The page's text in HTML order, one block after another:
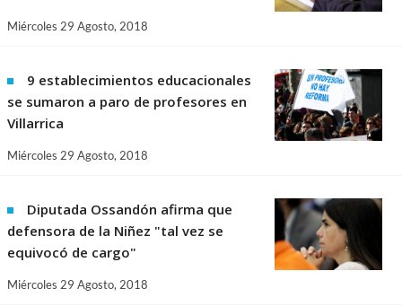
Miércoles 29 Agosto, 2018
9 establecimientos educacionales
se sumaron a paro de profesores en
Villarrica
Miércoles 29 Agosto, 2018
Diputada Ossandón afirma que
defensora de la Niñez "tal vez se
equivocó de cargo"
Miércoles 29 Agosto, 2018